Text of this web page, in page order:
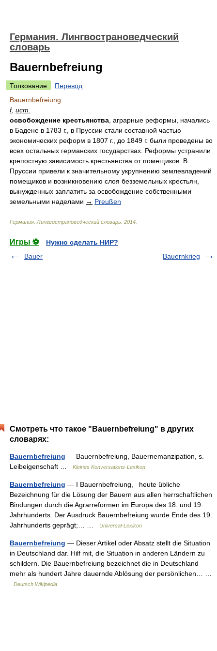
Германия. Лингвострановедческий
словарь
Bauernbefreiung
Толкование
Перевод
Bauernbefreiung
f, ист.
освобождение крестьянства , аграрные реформы, начались
в Бадене в 1783 г., в Пруссии стали составной частью
экономических реформ в 1807 г., до 1849 г. были проведены во
всех остальных германских государствах. Реформы устранили
крепостную зависимость крестьянства от помещиков. В
Пруссии привели к значительному укрупнению землевладений
помещиков и возникновению слоя безземельных крестьян,
вынужденных заплатить за освобождение собственными
земельными наделами → Preußen
Германия. Лингвострановедческий словарь 2014
Игры ⚽
Нужно сделать НИР?
Bauer
Bauernkrieg
Смотреть что такое "Bauernbefreiung" в других
словарях:
Bauernbefreiung — Bauernbefreiung, Bauernemanzipation, s.
Leibeigenschaft …
Kleines Konversations-Lexikon
Bauernbefreiung — I Bauernbefreiung, heute übliche
Bezeichnung für die Lösung der Bauern aus allen herrschaftlichen
Bindungen durch die Agrarreformen im Europa des 18. und 19.
Jahrhunderts. Der Ausdruck Bauernbefreiung wurde Ende des 19.
Jahrhunderts geprägt;… …
Universal-Lexikon
Bauernbefreiung — Dieser Artikel oder Absatz stellt die Situation
in Deutschland dar. Hilf mit, die Situation in anderen Ländern zu
schildern. Die Bauernbefreiung bezeichnet die in Deutschland
mehr als hundert Jahre dauernde Ablösung der persönlichen… …
Deutsch Wikipedia